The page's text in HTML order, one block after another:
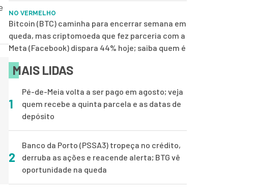
NO VERMELHO
Bitcoin (BTC) caminha para encerrar semana em
queda, mas criptomoeda que fez parceria com a
Meta (Facebook) dispara 44% hoje; saiba quem é
MAIS LIDAS
1
Pé-de-Meia volta a ser pago em agosto; veja
quem recebe a quinta parcela e as datas de
depósito
2
Banco da Porto (PSSA3) tropeça no crédito,
derruba as ações e reacende alerta; BTG vê
oportunidade na queda